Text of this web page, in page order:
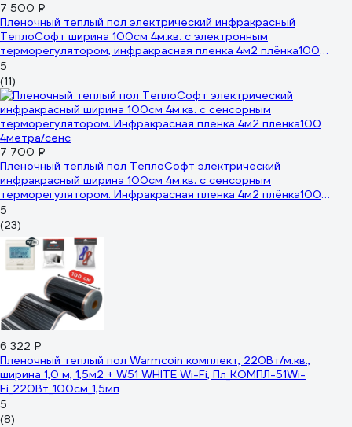
7 500 ₽
Пленочный теплый пол электрический инфракрасный
ТеплоСофт ширина 100см 4м.кв. с электронным
терморегулятором, инфракрасная пленка 4м2 плёнка100
4метра/эл
5
(11)
7 700 ₽
Пленочный теплый пол ТеплоСофт электрический
инфракрасный ширина 100см 4м.кв. с сенсорным
терморегулятором. Инфракрасная пленка 4м2 плёнка100
4метра/сенс
5
(23)
6 322 ₽
Пленочный теплый пол Warmcoin комплект, 220Вт/м.кв.,
ширина 1,0 м, 1,5м2 + W51 WHITE Wi-Fi, Пл_КОМПЛ-51Wi-
Fi_220Вт_100см_1,5мп
5
(8)